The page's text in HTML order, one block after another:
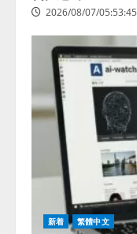
4
2026/08/07/05:53:45
新着 繁體中文